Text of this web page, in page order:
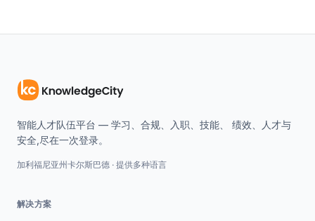
智能人才队伍平台 — 学习、合规、入职、技能、 绩效、人才与
安全,尽在一次登录。
加利福尼亚州卡尔斯巴德 · 提供多种语言
解决方案